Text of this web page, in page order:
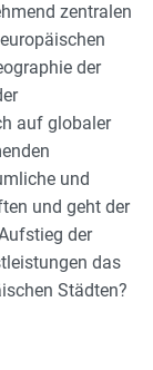
zentralen
der
auf globaler
und
und geht der
der
das
Städten?